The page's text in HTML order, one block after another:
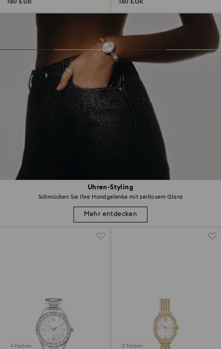
Uhren-Styling
Schmücken Sie Ihre Handgelenke mit zeitlosem Glanz
Mehr entdecken
4 Farben 3 Farben